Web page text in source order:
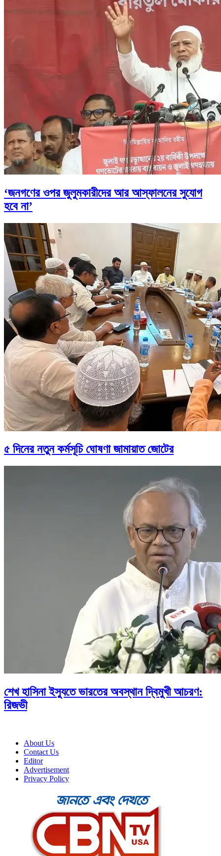
‘জনগণের ওপর জুলুমকারীদের আর আস্ফালনের সুযোগ
হবে না’
৫ দিনের নতুন কর্মসূচি ঘোষণা জামায়াত জোটের
শেখ হাসিনা ইস্যুতে ভারতের অবস্থান দ্বিমুখী আচরণ:
রিজভী
About Us
Contact Us
Editor
Advertisement
Privacy Policy